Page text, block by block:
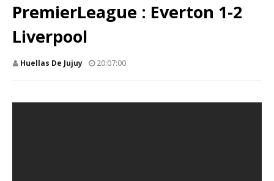
PremierLeague : Everton 1-2
Liverpool
Huellas De Jujuy 20:07:00